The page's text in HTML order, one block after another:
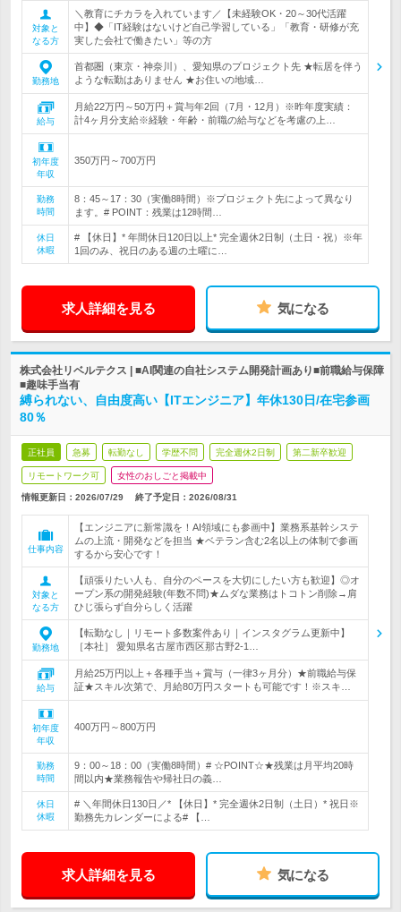
対象と
なる方
＼教育にチカラを入れています／【未経験OK・20～30代活躍
中】◆「IT経験はないけど自己学習している」「教育・研修が充
実した会社で働きたい」等の方
勤務地
首都圏（東京・神奈川）、愛知県のプロジェクト先 ★転居を伴う
ような転勤はありません ★お住いの地域…
給与
月給22万円～50万円＋賞与年2回（7月・12月）※昨年度実績：
計4ヶ月分支給※経験・年齢・前職の給与などを考慮の上…
初年度
年収
350万円～700万円
勤務
時間
8：45～17：30（実働8時間）※プロジェクト先によって異なり
ます。# POINT：残業は12時間…
休日
休暇
# 【休日】* 年間休日120日以上* 完全週休2日制（土日・祝）※年
1回のみ、祝日のある週の土曜に…
求人詳細を見る 気になる
株式会社リベルテクス | ■AI関連の自社システム開発計画あり■前職給与保障
■趣味手当有
縛られない、自由度高い【ITエンジニア】年休130日/在宅参画
80％
正社員 急募 転勤なし 学歴不問 完全週休2日制 第二新卒歓迎
リモートワーク可 女性のおしごと掲載中
情報更新日：2026/07/29 終了予定日： 2026/08/31
仕事内容
【エンジニアに新常識を！AI領域にも参画中】業務系基幹システ
ムの上流・開発などを担当 ★ベテラン含む2名以上の体制で参画
するから安心です！
対象と
なる方
【頑張りたい人も、自分のペースを大切にしたい方も歓迎】◎オ
ープン系の開発経験(年数不問)★ムダな業務はトコトン削除→肩
ひじ張らず自分らしく活躍
勤務地
【転勤なし｜リモート多数案件あり｜インスタグラム更新中】
［本社］ 愛知県名古屋市西区那古野2-1…
給与
月給25万円以上＋各種手当＋賞与（一律3ヶ月分）★前職給与保
証★スキル次第で、月給80万円スタートも可能です！※スキ…
初年度
年収
400万円～800万円
勤務
時間
9：00～18：00（実働8時間）# ☆POINT☆★残業は月平均20時
間以内★業務報告や帰社日の義…
休日
休暇
# ＼年間休日130日／* 【休日】* 完全週休2日制（土日）* 祝日※
勤務先カレンダーによる# 【…
求人詳細を見る 気になる